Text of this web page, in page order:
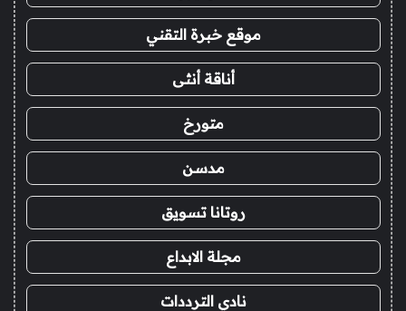
موقع خبرة التقني
أناقة أنثى
متورخ
مدسن
روتانا تسويق
مجلة الابداع
نادي الترددات